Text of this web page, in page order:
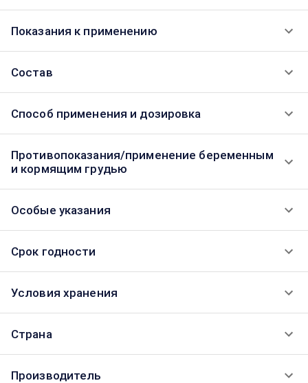
Показания к применению
Состав
Способ применения и дозировка
Противопоказания/применение беременным
и кормящим грудью
Особые указания
Срок годности
Условия хранения
Страна
Производитель